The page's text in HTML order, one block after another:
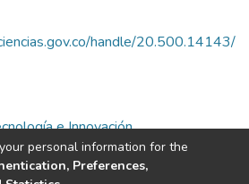
handle/20.500.14143/
e Innovación
personal information for the
Preferences,